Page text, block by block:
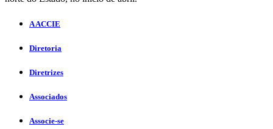
A ACCIE
Diretoria
Diretrizes
Associados
Associe-se